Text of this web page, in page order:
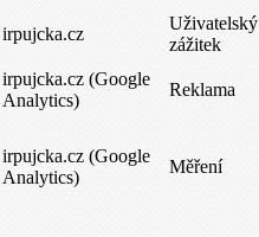
irpujcka.cz
Uživatelský
zážitek
irpujcka.cz (Google
Analytics)
Reklama
irpujcka.cz (Google
Analytics)
Měření